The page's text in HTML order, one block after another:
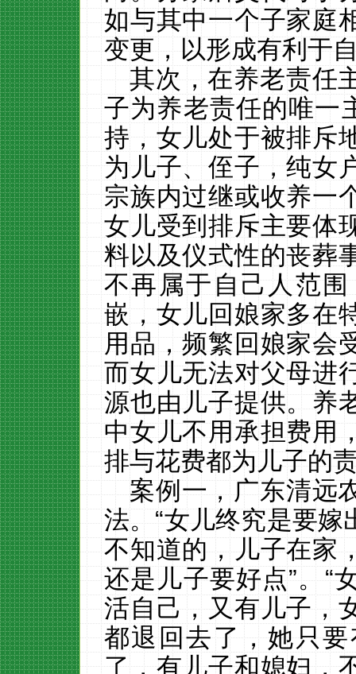
如与其中一个子家庭
变更，以形成有利于
其次，在养老责任
子为养老责任的唯一
持，女儿处于被排斥
为儿子、侄子，纯女
宗族内过继或收养一
女儿受到排斥主要体
料以及仪式性的丧葬
不再属于自己人范
嵌，女儿回娘家多在
用品，频繁回娘家会
而女儿无法对父母进
源也由儿子提供。养
中女儿不用承担费用
排与花费都为儿子的
案例一，广东清远
法。“女儿终究是要
不知道的，儿子在家
还是儿子要好点”。“
活自己，又有儿子，
都退回去了，她只
了，有儿子和媳妇，